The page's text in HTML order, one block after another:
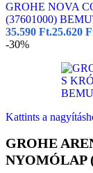
GROHE NOVA
(37601000)
35.590 Ft.25.620
-30%
Kattints a
GROHE
NYOMÓLAP